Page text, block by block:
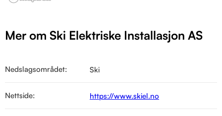
Mer om Ski Elektriske Installasjon AS
Nedslagsområdet: Ski
Nettside: https://www.skiel.no